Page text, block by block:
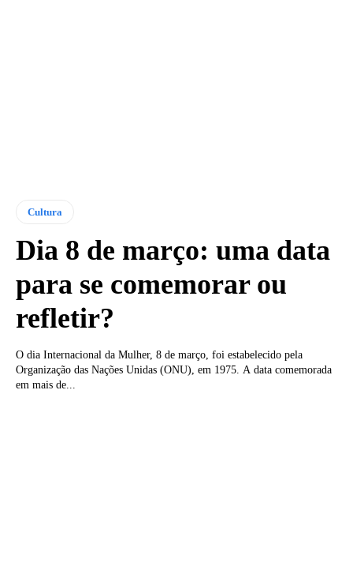
Cultura
Dia 8 de março: uma data
para se comemorar ou
refletir?
​O dia Internacional da Mulher, 8 de março, foi estabelecido pela
Organização das Nações Unidas (ONU), em 1975. A data comemorada
em mais de...